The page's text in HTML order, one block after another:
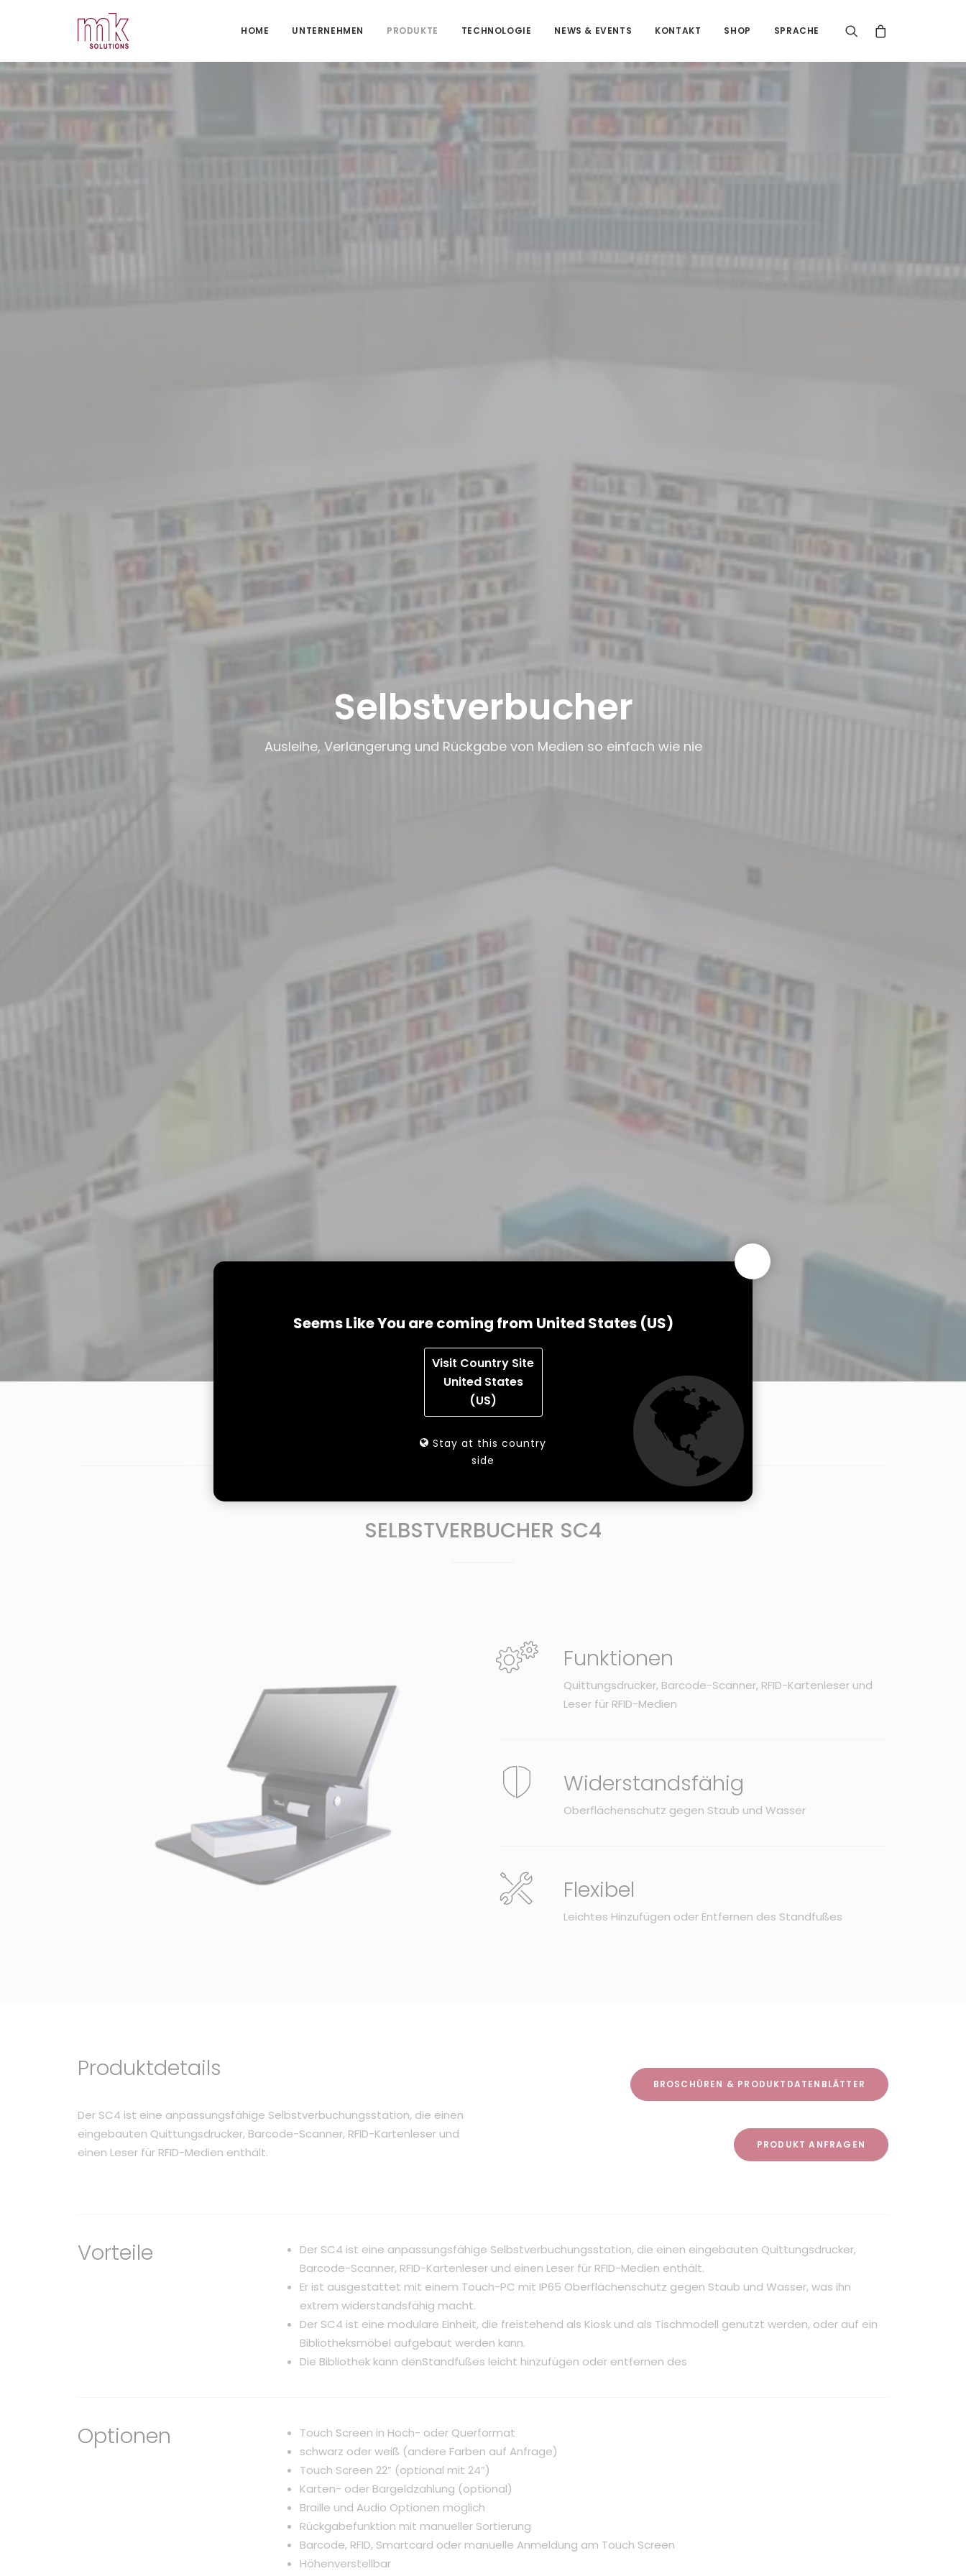
HOME UNTERNEHMEN PRODUKTE TECHNOLOGIE NEWS & EVENTS KONTAKT SHOP SPRACHE
Selbstverbucher
Ausleihe, Verlängerung und Rückgabe von Medien so einfach wie nie
SELBSTVERBUCHER SC4 BEZAHLSYSTEME
SELBSTVERBUCHER SC4
Funktionen
Quittungsdrucker, Barcode-Scanner, RFID-Kartenleser und
Leser für RFID-Medien
Widerstandsfähig
Oberflächenschutz gegen Staub und Wasser
Flexibel
Leichtes Hinzufügen oder Entfernen des Standfußes
Produktdetails
Der SC4 ist eine anpassungsfähige Selbstverbuchungsstation, die einen
eingebauten Quittungsdrucker, Barcode-Scanner, RFID-Kartenleser und
einen Leser für RFID-Medien enthält.
BROSCHÜREN & PRODUKTDATENBLÄTTER
PRODUKT ANFRAGEN
Vorteile
Der SC4 ist eine anpassungsfähige Selbstverbuchungsstation, die einen eingebauten Quittungsdrucker,
Barcode-Scanner, RFID-Kartenleser und einen Leser für RFID-Medien enthält.
Er ist ausgestattet mit einem Touch-PC mit IP65 Oberflächenschutz gegen Staub und Wasser, was ihn
extrem widerstandsfähig macht.
Der SC4 ist eine modulare Einheit, die freistehend als Kiosk und als Tischmodell genutzt werden, oder auf ein
Bibliotheksmöbel aufgebaut werden kann.
Die Bibliothek kann denStandfußes leicht hinzufügen oder entfernen des
Optionen
Touch Screen in Hoch- oder Querformat
schwarz oder weiß (andere Farben auf Anfrage)
Touch Screen 22” (optional mit 24”)
Karten- oder Bargeldzahlung (optional)
Braille und Audio Optionen möglich
Rückgabefunktion mit manueller Sortierung
Barcode, RFID, Smartcard oder manuelle Anmeldung am Touch Screen
Höhenverstellbar
Seems Like You are coming from United States (US)
Visit Country Site
United States
(US)
Stay at this country
side